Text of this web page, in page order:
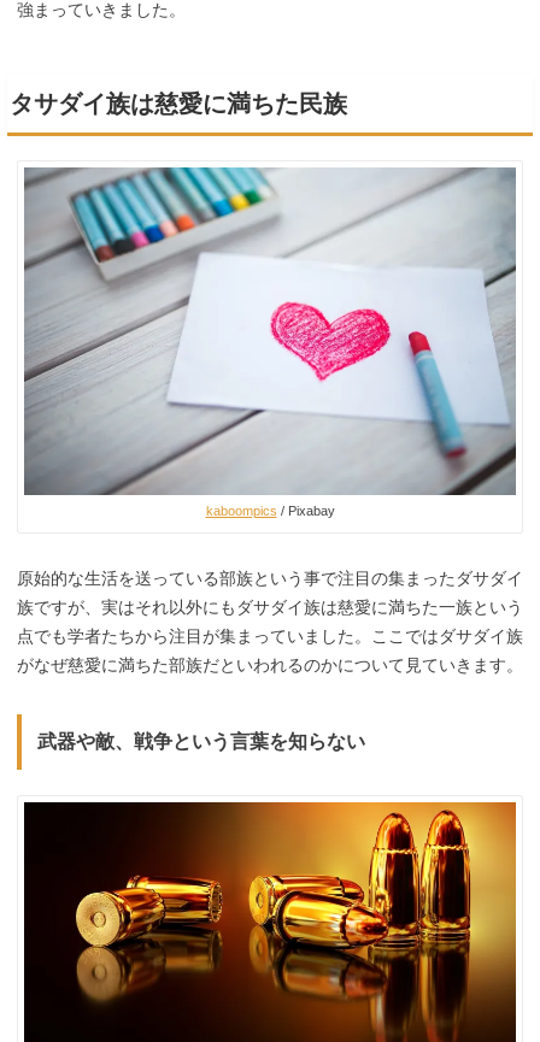
強まっていきました。
タサダイ族は慈愛に満ちた民族
kaboompics / Pixabay
原始的な生活を送っている部族という事で注目の集まったダサダイ
族ですが、実はそれ以外にもダサダイ族は慈愛に満ちた一族という
点でも学者たちから注目が集まっていました。ここではダサダイ族
がなぜ慈愛に満ちた部族だといわれるのかについて見ていきます。
武器や敵、戦争という言葉を知らない